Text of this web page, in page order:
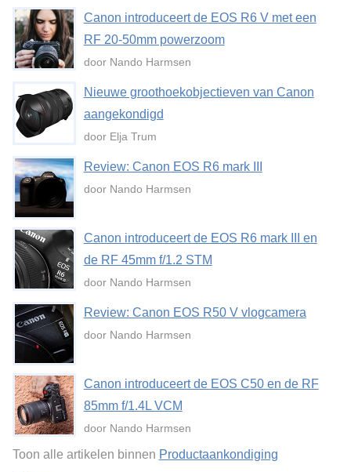
Canon introduceert de EOS R6 V met een
RF 20-50mm powerzoom
door Nando Harmsen
Nieuwe groothoekobjectieven van Canon
aangekondigd
door Elja Trum
Review: Canon EOS R6 mark III
door Nando Harmsen
Canon introduceert de EOS R6 mark III en
de RF 45mm f/1.2 STM
door Nando Harmsen
Review: Canon EOS R50 V vlogcamera
door Nando Harmsen
Canon introduceert de EOS C50 en de RF
85mm f/1.4L VCM
door Nando Harmsen
Toon alle artikelen binnen Productaankondiging